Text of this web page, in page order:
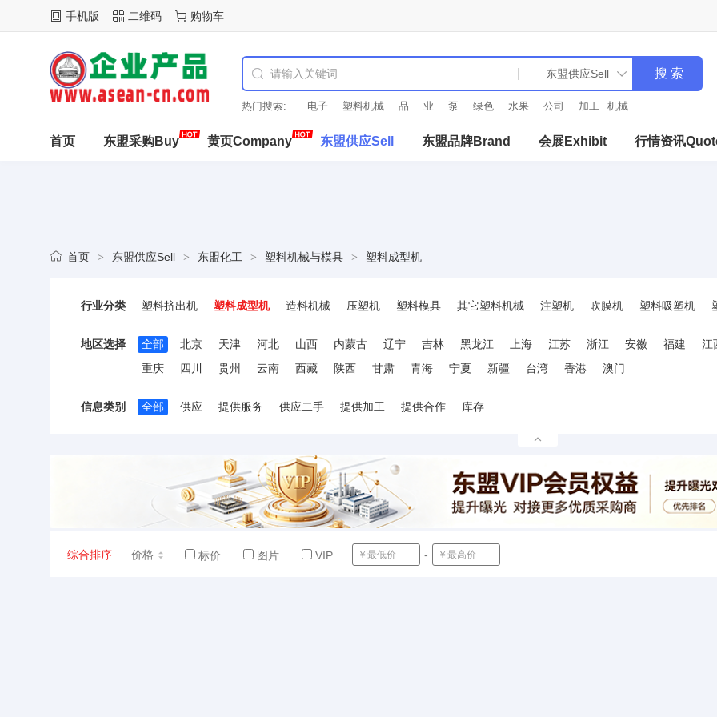
手机版 二维码 购物车
热门搜索: 电子 塑料机械 品 业 泵 绿色 水果 公司 加工 机械
首页 东盟采购Buy 黄页Company 东盟供应Sell 东盟品牌Brand 会展Exhibit 行情资讯
首页 > 东盟供应Sell > 东盟化工 > 塑料机械与模具 > 塑料成型机
行业分类 塑料挤出机 塑料成型机 造料机械 压塑机 塑料模具 其它塑料机械 注塑机 吹膜机 塑料吸塑机
地区选择
全部 北京 天津 河北 山西 内蒙古 辽宁 吉林 黑龙江 上海 江苏 浙江 安徽 福建
江
重庆
四川 贵州 云南 西藏 陕西 甘肃 青海 宁夏 新疆 台湾 香港 澳门
信息类别 全部 供应 提供服务 供应二手 提供加工 提供合作 库存
综合排序 价格 标价 图片 VIP -